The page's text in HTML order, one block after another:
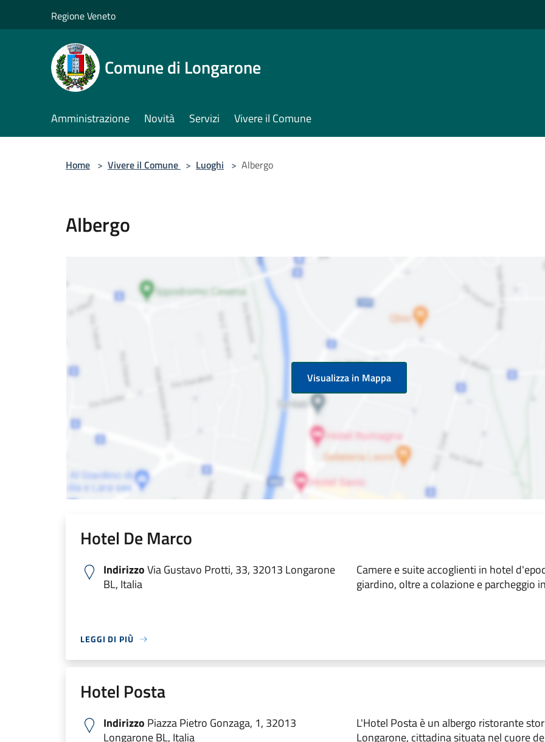
Regione Veneto
Comune di Longarone
Amministrazione Novità Servizi Vivere il Comune
Home > Vivere il Comune > Luoghi > Albergo
Albergo
Visualizza in Mappa
Hotel De Marco
IndirizzoVia Gustavo Protti, 33, 32013 Longarone
BL, Italia
Camere e suite accoglienti in hotel
giardino, oltre a colazione e parcheggio
LEGGI DI PIÙ
Hotel Posta
Indirizzo Piazza Pietro Gonzaga, 1, 32013
Longarone BL, Italia
L'Hotel Posta è un albergo ristorante
Longarone, cittadina situata nel cuore